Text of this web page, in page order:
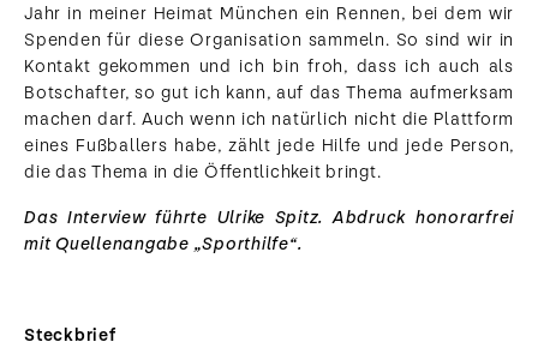
Jahr in meiner Heimat München ein Rennen, bei dem wir
Spenden für diese Organisation sammeln. So sind wir in
Kontakt gekommen und ich bin froh, dass ich auch als
Botschafter, so gut ich kann, auf das Thema aufmerksam
machen darf. Auch wenn ich natürlich nicht die Plattform
eines Fußballers habe, zählt jede Hilfe und jede Person,
die das Thema in die Öffentlichkeit bringt.
Das Interview führte Ulrike Spitz. Abdruck honorarfrei
mit Quellenangabe „Sporthilfe“.
Steckbrief